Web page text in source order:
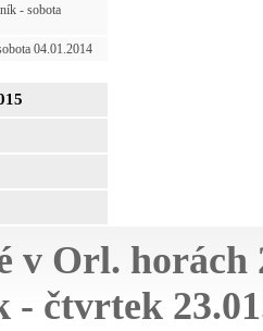
- sobota
04.01.2014
v Orl.
čtvrtek